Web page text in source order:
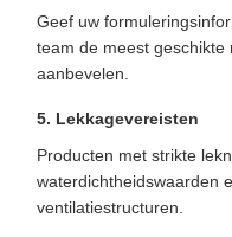
Geef uw
team de meest
aanbevelen.
5. Lekkagevereisten
Producten met strikte
waterdichtheidswaarden
ventilatiestructuren.